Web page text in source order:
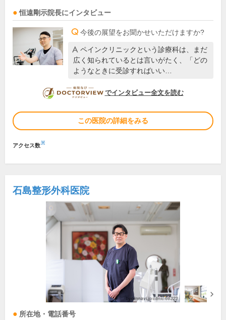
恒遠剛示院長にインタビュー
今後の展望をお聞かせいただけますか?
ペインクリニックという診療科は、まだ
広く知られているとは言いがたく、「どの
ようなときに受診すればいい…
DOCTORVIEW
でインタビュー全文を読む
この医院の詳細をみる
アクセス数※
石島整形外科医院
所在地・電話番号